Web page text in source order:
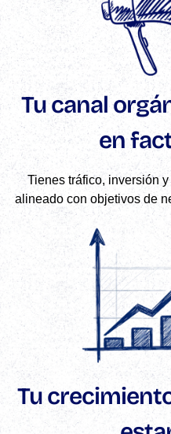
Tu canal
en
Tienes tráfico, inversión
alineado con objetivos de
Tu